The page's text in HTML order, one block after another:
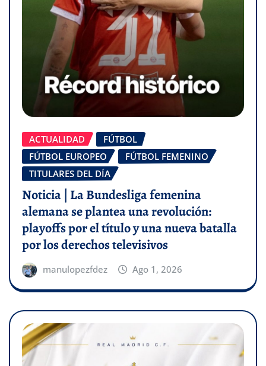
ACTUALIDAD
FÚTBOL
FÚTBOL EUROPEO
FÚTBOL FEMENINO
TITULARES DEL DÍA
Noticia | La Bundesliga femenina
alemana se plantea una revolución:
playoffs por el título y una nueva batalla
por los derechos televisivos
manulopezfdez Ago 1, 2026